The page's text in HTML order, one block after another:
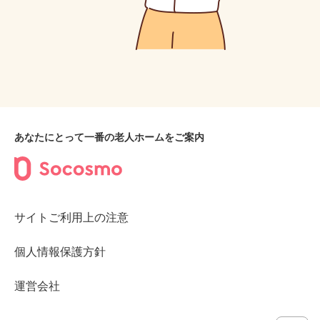
あなたにとって一番の老人ホームをご案内
サイトご利用上の注意
個人情報保護方針
運営会社